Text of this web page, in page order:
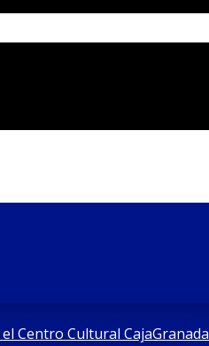
Centro Cultural CajaGranada